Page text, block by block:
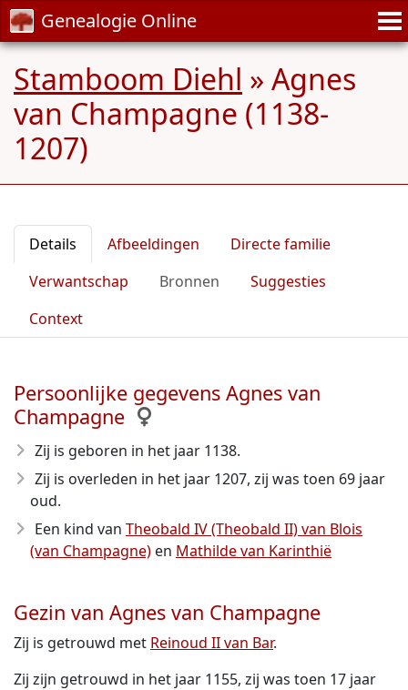
Genealogie Online
Stamboom Diehl » Agnes
van Champagne (1138-
1207)
Details Afbeeldingen
Directe familie
Verwantschap
Bronnen
Suggesties
Context
Persoonlijke gegevens Agnes van
Champagne
Zij is geboren in het jaar 1138.
Zij is overleden in het jaar 1207, zij was toen 69 jaar
oud.
Een kind van Theobald IV (Theobald II) van Blois
(van Champagne) en Mathilde van Karinthië
Gezin van Agnes van Champagne
Zij is getrouwd met Reinoud II van Bar.
Zij zijn getrouwd in het jaar 1155, zij was toen 17 jaar